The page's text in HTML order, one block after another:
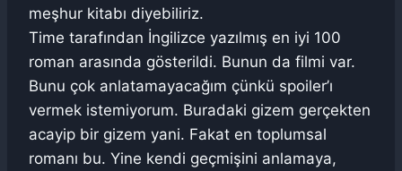
meşhur kitabı diyebiliriz.
Time tarafından İngilizce yazılmış en iyi 100
roman arasında gösterildi. Bunun da filmi var.
Bunu çok anlatamayacağım çünkü spoiler’ı
vermek istemiyorum. Buradaki gizem gerçekten
acayip bir gizem yani. Fakat en toplumsal
romanı bu. Yine kendi geçmişini anlamaya,